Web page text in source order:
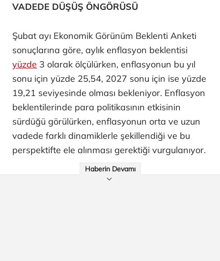
VADEDE DÜŞÜŞ ÖNGÖRÜSÜ
Şubat ayı Ekonomik Görünüm Beklenti Anketi
sonuçlarına göre, aylık enflasyon beklentisi
yüzde 3 olarak ölçülürken, enflasyonun bu yıl
sonu için yüzde 25,54, 2027 sonu için ise yüzde
19,21 seviyesinde olması bekleniyor. Enflasyon
beklentilerinde para politikasının etkisinin
sürdüğü görülürken, enflasyonun orta ve uzun
vadede farklı dinamiklerle şekillendiği ve bu
perspektifte ele alınması gerektiği vurgulanıyor.
Haberin Devamı